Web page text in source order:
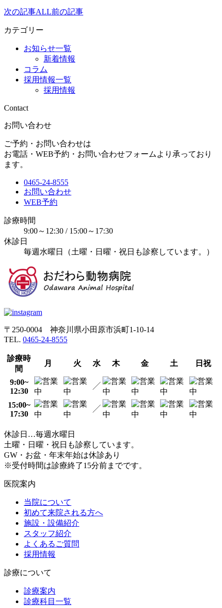
次の記事ALL前の記事
カテゴリー
お知らせ一覧
新着情報
コラム
採用情報一覧
採用情報
Contact
お問い合わせ
ご予約・お問い合わせは
お電話・WEB予約・お問い合わせフォームより承っており
ます。
0465-24-8555
お問い合わせ
WEB予約
診療時間
9:00～12:30 / 15:00～17:30
休診日
毎週水曜日（土曜・日曜・祝日も診察しています。）
〒250-0004 神奈川県小田原市浜町1-10-14
TEL. 0465-24-8555
診療時
間
月 火 水 木 金 土 日祝
9:00~
12:30
15:00~
17:30
休診日…毎週水曜日
土曜・日曜・祝日も診察しています。
GW・お盆・年末年始は休診あり
※受付時間は診療終了15分前までです。
医院案内
当院について
初めて来院される方へ
施設・設備紹介
スタッフ紹介
よくあるご質問
採用情報
診療について
診療案内
診療科目一覧